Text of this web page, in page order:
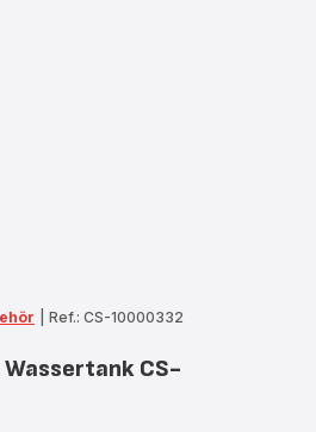
Ref.: CS-10000332
CS-